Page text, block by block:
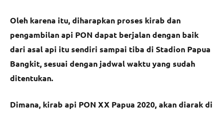
Oleh karena itu, diharapkan proses kirab dan
pengambilan api PON dapat berjalan dengan baik
dari asal api itu sendiri sampai tiba di Stadion Papua
Bangkit, sesuai dengan jadwal waktu yang sudah
ditentukan.
Dimana, kirab api PON XX Papua 2020, akan diarak di